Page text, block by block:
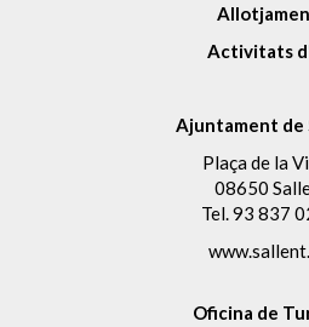
Activitats
Ajuntament de
Plaça de la
08650
Tel.93 837
Oficina de